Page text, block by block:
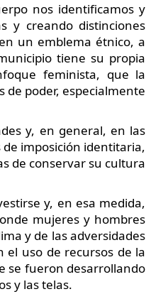
nos identificamos y
y creando distinciones
un emblema étnico, a
tiene su propia
feminista, que la
poder, especialmente
y, en general, en las
imposición identitaria,
de conservar su cultura
y, en esa medida,
mujeres y hombres
y de las adversidades
el uso de recursos de la
se fueron desarrollando
y las telas.